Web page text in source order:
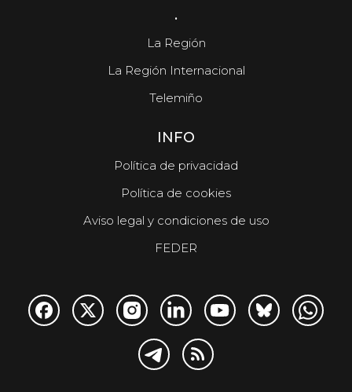
.
La Región
La Región Internacional
Telemiño
INFO
Política de privacidad
Política de cookies
Aviso legal y condiciones de uso
FEDER